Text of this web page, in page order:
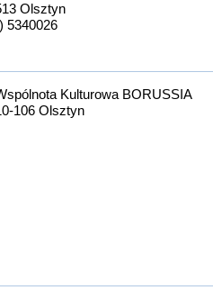
Olsztyn
5340026
Kulturowa BORUSSIA
106 Olsztyn